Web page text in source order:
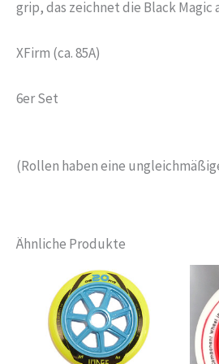
grip, das zeichnet die Black Magic
XFirm (ca. 85A)
6er Set
(Rollen haben eine
Ähnliche Produkte